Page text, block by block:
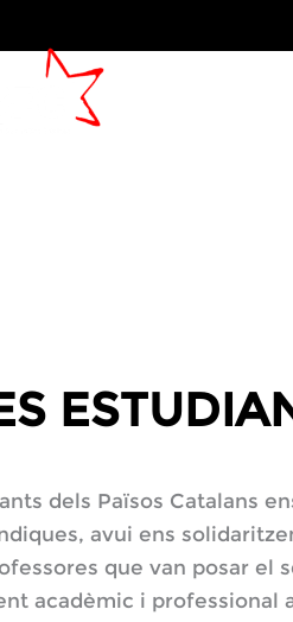
dels Països Catalans
avui ens
que van posar el
acadèmic i professional